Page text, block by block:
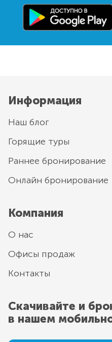
Информация
Наш блог
Горящие туры
Раннее бронирование
Онлайн бронирование
Компания
О нас
Офисы продаж
Контакты
Скачивайте и
в нашем